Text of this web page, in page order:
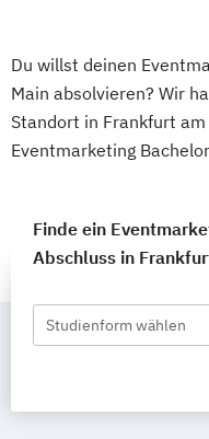
Du willst deinen
Main absolvieren? Wir
Standort in Frankfurt
Eventmarketing
Finde ein
Abschluss in
Studienform wählen